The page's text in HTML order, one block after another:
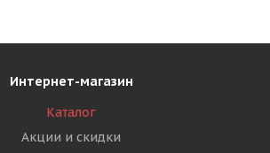
Интернет-магазин
Каталог
Акции и скидки